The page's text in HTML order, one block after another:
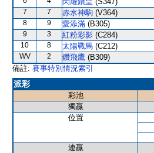
7 7 赤水神駒 (V364)
8 9 愛添滿 (B305)
9 3 紅粉彩影 (C284)
10 8 太陽戰馬 (C212)
WV 2 鑽飛鷹 (B309)
備註: 賽事特別情況索引
派彩
彩池
獨贏
位置
連贏